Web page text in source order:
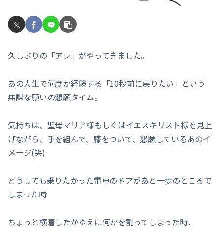
久しぶりの「アレ」がやってきました。
あの人生で何度か経験する「10秒前に戻りたい」という
無謀な願いの懇願タイム。
気持ちは、聖母マリア様もしくはイエスキリスト様を見上
げながら、手を組んで、膝をついて、懇願しているあのイ
メージ(笑)
どうしても乗りたかった電車のドアがあと一歩のところで
しまった時
ちょっと横着したがゆえに何かを割ってしまった時、